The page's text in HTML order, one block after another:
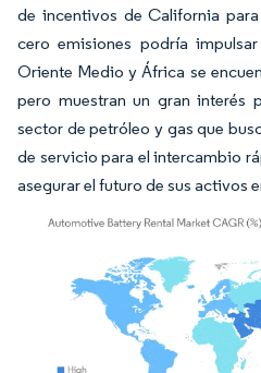
de incentivos de California
cero emisiones podría
Oriente Medio y África se
pero muestran un gran interés
sector de petróleo y gas que
de servicio para el intercambio
asegurar el futuro de sus activos